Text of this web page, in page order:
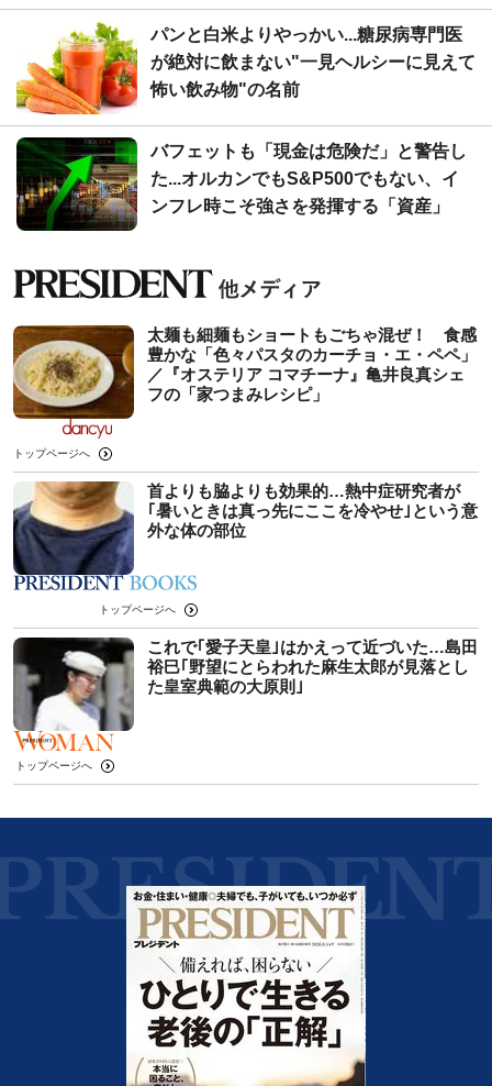
パンと白米よりやっかい...糖尿病専門医
が絶対に飲まない"一見ヘルシーに見えて
怖い飲み物"の名前
バフェットも「現金は危険だ」と警告し
た...オルカンでもS&P500でもない、イ
ンフレ時こそ強さを発揮する「資産」
太麺も細麺もショートもごちゃ混ぜ！ 食感
豊かな「色々パスタのカーチョ・エ・ペペ」
／『オステリア コマチーナ』亀井良真シェ
フの「家つまみレシピ」
トップページへ
首よりも脇よりも効果的…熱中症研究者が
｢暑いときは真っ先にここを冷やせ｣という意
外な体の部位
トップページへ
これで｢愛子天皇｣はかえって近づいた…島田
裕巳｢野望にとらわれた麻生太郎が見落とし
た皇室典範の大原則｣
トップページへ